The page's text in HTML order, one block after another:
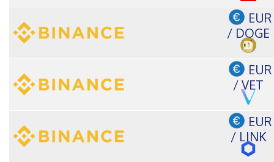
EUR
/ DOGE
EUR
/ VET
EUR
/ LINK